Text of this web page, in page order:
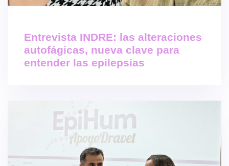
Entrevista INDRE: las alteraciones
autofágicas, nueva clave para
entender las epilepsias